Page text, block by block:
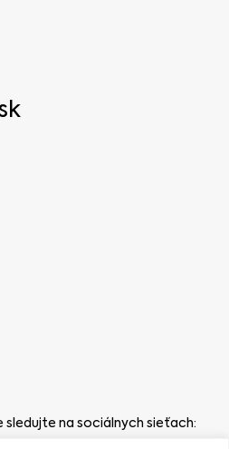
sledujte na sociálnych sieťach: